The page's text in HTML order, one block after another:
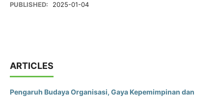
PUBLISHED: 2025-01-04
ARTICLES
Pengaruh Budaya Organisasi, Gaya Kepemimpinan dan